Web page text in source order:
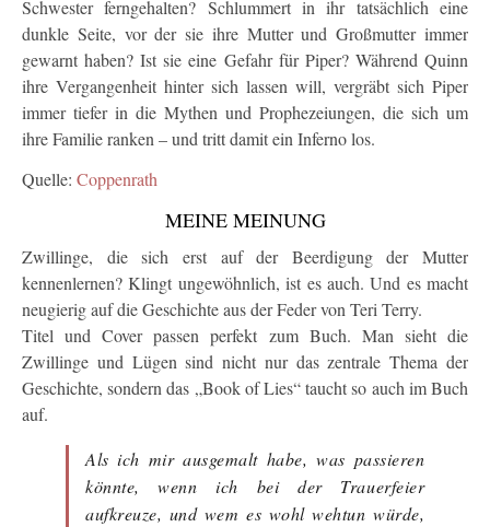
Schwester ferngehalten? Schlummert in ihr tatsächlich eine
dunkle Seite, vor der sie ihre Mutter und Großmutter immer
gewarnt haben? Ist sie eine Gefahr für Piper? Während Quinn
ihre Vergangenheit hinter sich lassen will, vergräbt sich Piper
immer tiefer in die Mythen und Prophezeiungen, die sich um
ihre Familie ranken – und tritt damit ein Inferno los.
Quelle: Coppenrath
MEINE MEINUNG
Zwillinge, die sich erst auf der Beerdigung der Mutter
kennenlernen? Klingt ungewöhnlich, ist es auch. Und es macht
neugierig auf die Geschichte aus der Feder von Teri Terry.
Titel und Cover passen perfekt zum Buch. Man sieht die
Zwillinge und Lügen sind nicht nur das zentrale Thema der
Geschichte, sondern das „Book of Lies“ taucht so auch im Buch
auf.
Als ich mir ausgemalt habe, was passieren
könnte, wenn ich bei der Trauerfeier
aufkreuze, und wem es wohl wehtun würde,